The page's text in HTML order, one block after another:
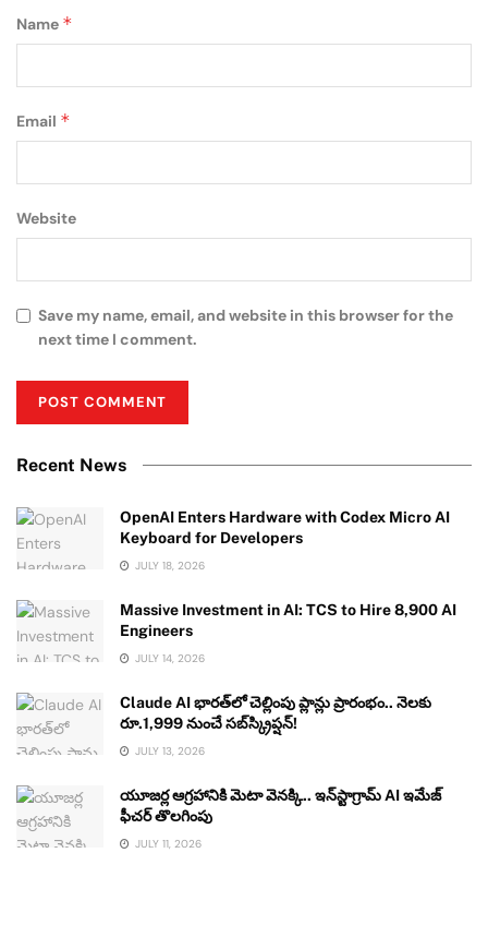
Name *
Email *
Website
Save my name, email, and website in this browser for the
next time I comment.
Recent News
OpenAI Enters Hardware with Codex Micro AI
Keyboard for Developers
JULY 18, 2026
Massive Investment in AI: TCS to Hire 8,900 AI
Engineers
JULY 14, 2026
Claude AI భారత్‌లో చెల్లింపు ప్లాన్లు ప్రారంభం.. నెలకు
రూ.1,999 నుంచే సబ్‌స్క్రిప్షన్!
JULY 13, 2026
యూజర్ల ఆగ్రహానికి మెటా వెనక్కి.. ఇన్‌స్టాగ్రామ్ AI ఇమేజ్
ఫీచర్ తొలగింపు
JULY 11, 2026